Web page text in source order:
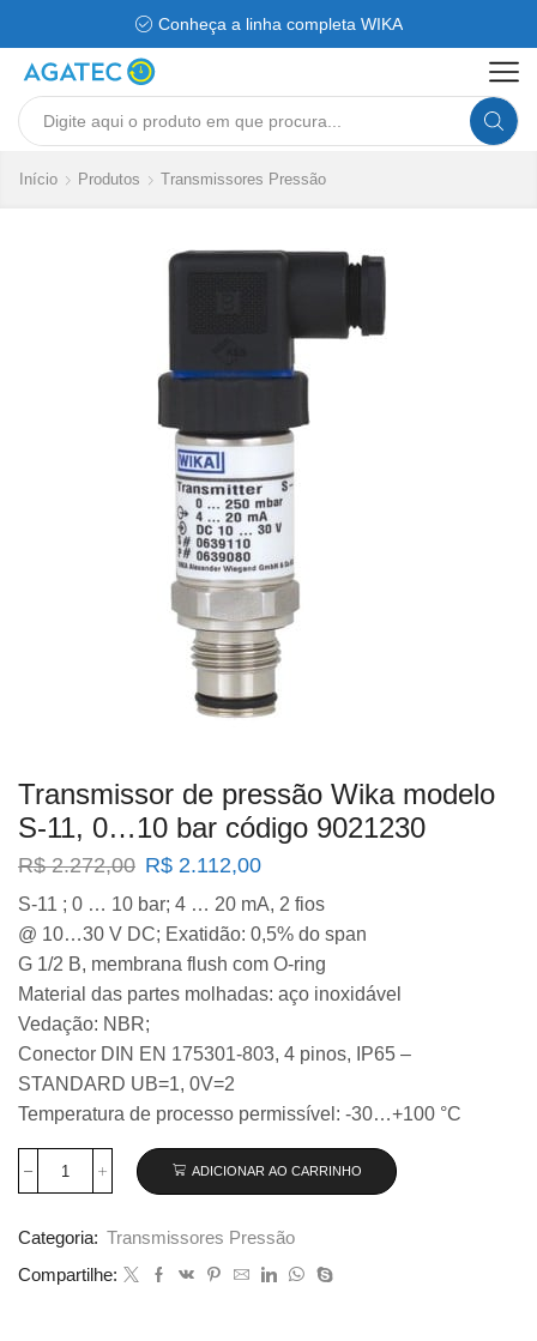
Conheça a linha completa WIKA
Search
Início Produtos Transmissores Pressão
Transmissor de pressão Wika modelo
S-11, 0…10 bar código 9021230
R$2.272,00 O
original
era:
R$ 2.272,00.
R$ 2.112,00O
atual
é:
R$ 2.112,00.
S-11 ; 0 … 10 bar; 4 … 20 mA, 2 fios
@ 10…30 V DC; Exatidão: 0,5% do span
G 1/2 B, membrana flush com O-ring
Material das partes molhadas: aço inoxidável
Vedação: NBR;
Conector DIN EN 175301-803, 4 pinos, IP65 –
STANDARD UB=1, 0V=2
Temperatura de processo permissível: -30…+100 °C
Transmissor
Wika
modelo
ADICIONAR AO CARRINHO
Categoria: Transmissores Pressão
Compartilhe: